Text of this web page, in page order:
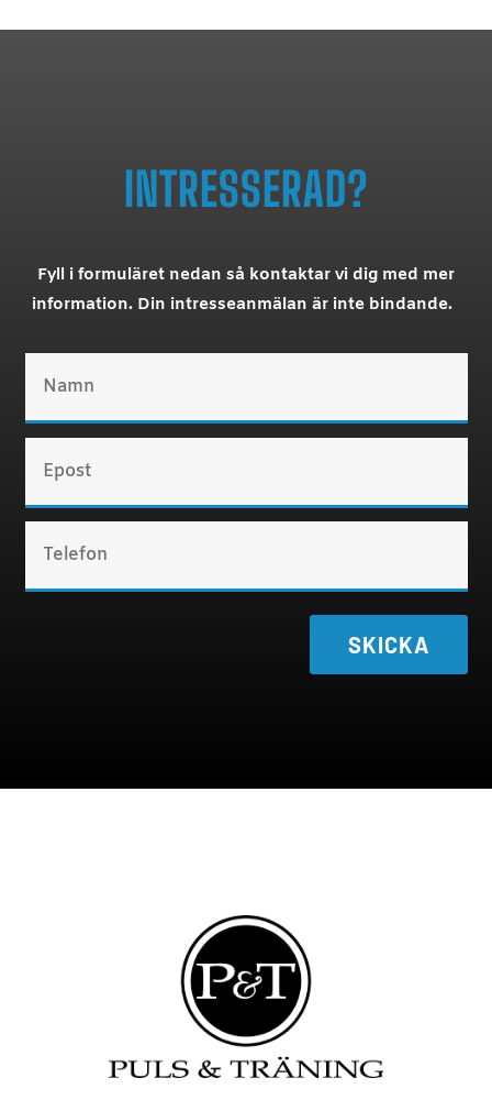
INTRESSERAD?
Fyll i formuläret nedan så kontaktar vi dig med mer
information. Din intresseanmälan är inte bindande.
SKICKA